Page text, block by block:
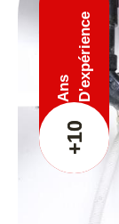
+10
Ans D'expérience